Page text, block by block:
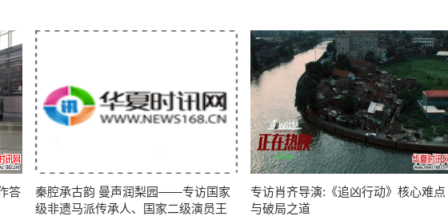
答
秦腔承古韵 曼声润梨园——专访国家
级非遗马派传承人、国家二级演员王
专访肖齐导演:《追凶行动》核心难点
与破局之道